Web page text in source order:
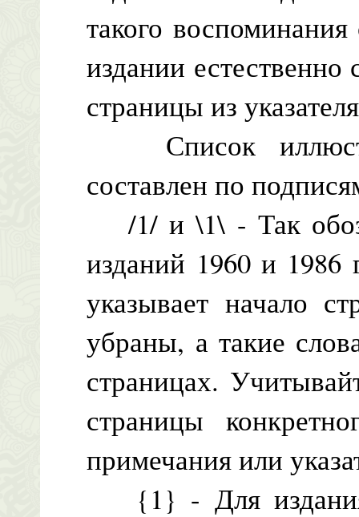
такого
издании
страницы из
Список
составлен по
/1/ и \1\ - Так
изданий 1960 и 1986
указывает начало
убраны, а такие
страницах.
страницы
примечания или
{1} - Для издания